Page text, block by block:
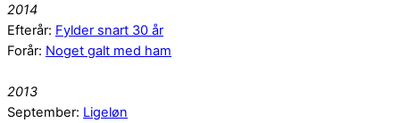
2014
Efterår: Fylder snart 30 år
Forår: Noget galt med ham
2013
September: Ligeløn